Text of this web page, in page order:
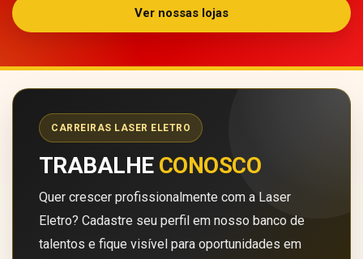
Ver nossas lojas
CARREIRAS LASER ELETRO
TRABALHE CONOSCO
Quer crescer profissionalmente com a Laser
Eletro? Cadastre seu perfil em nosso banco de
talentos e fique visível para oportunidades em